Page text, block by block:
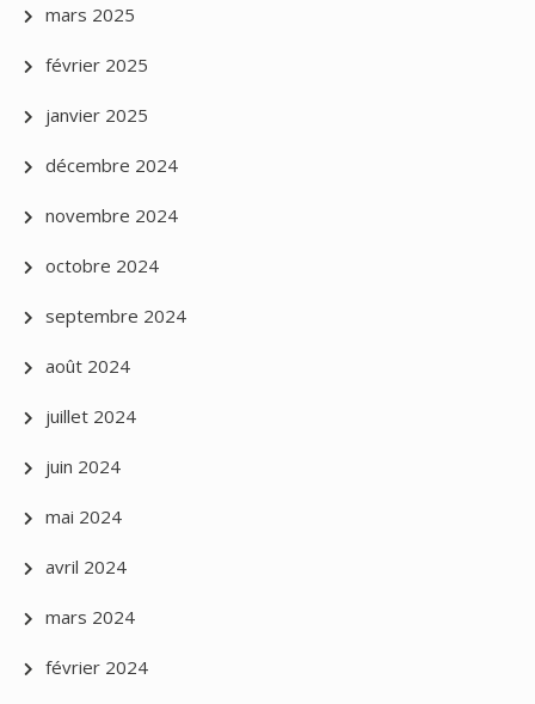
mars 2025
février 2025
janvier 2025
décembre 2024
novembre 2024
octobre 2024
septembre 2024
août 2024
juillet 2024
juin 2024
mai 2024
avril 2024
mars 2024
février 2024